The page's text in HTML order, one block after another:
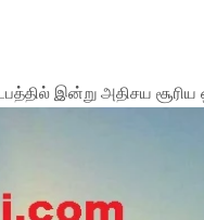
இன்று அதிசய சூரிய